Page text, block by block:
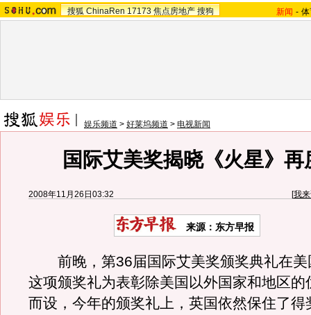
搜狐 ChinaRen 17173 焦点房地产 搜狗 新闻 -
娱乐频道 > 好莱坞频道 > 电视新闻
国际艾美奖揭晓《火星》再
2008年11月26日03:32 [我
来源：东方早报
前晚，第36届国际艾美奖颁奖典礼在美
这项颁奖礼为表彰除美国以外国家和地区的
而设，今年的颁奖礼上，英国依然保住了得